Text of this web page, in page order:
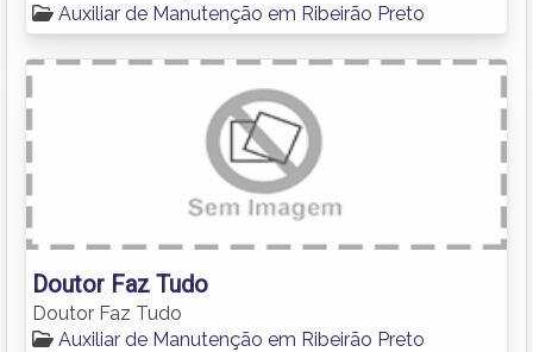
Auxiliar de Manutenção em Ribeirão Preto
Doutor Faz Tudo
Doutor Faz Tudo
Auxiliar de Manutenção em Ribeirão Preto